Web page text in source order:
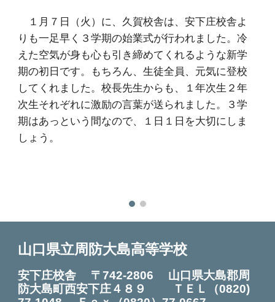
１月７日（火）に、久賀校舎は、安下庄校舎よ
りも一足早く３学期の始業式が行われました。冷
えた空気が身も心も引き締めてくれるような新学
期の初日です。もちろん、生徒全員、元気に登校
してくれました。校長先生からも、１年次生２年
次生それぞれに激励の言葉が送られました。３学
期はあっという間なので、１日１日を大切にしま
しょう。
山口県立周防大島高等学校
安下庄校舎 〒742-2806 山口県大島郡周
防大島町西安下庄４８９ ＴＥＬ
（0820)